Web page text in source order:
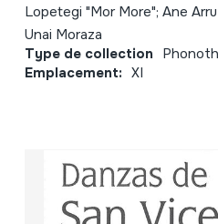
Lopetegi "Mor More"; Ane
Unai Moraza
Type de collection
Emplacement: XI